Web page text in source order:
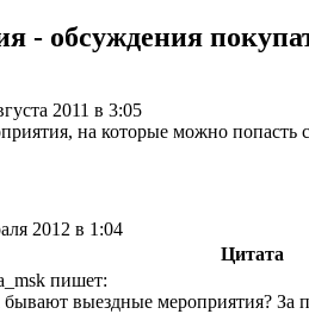
- обсуждения
2011 в 3:05
на которые можно попасть
2012 в 1:04
Цитата
пишет:
выездные мероприятия? За